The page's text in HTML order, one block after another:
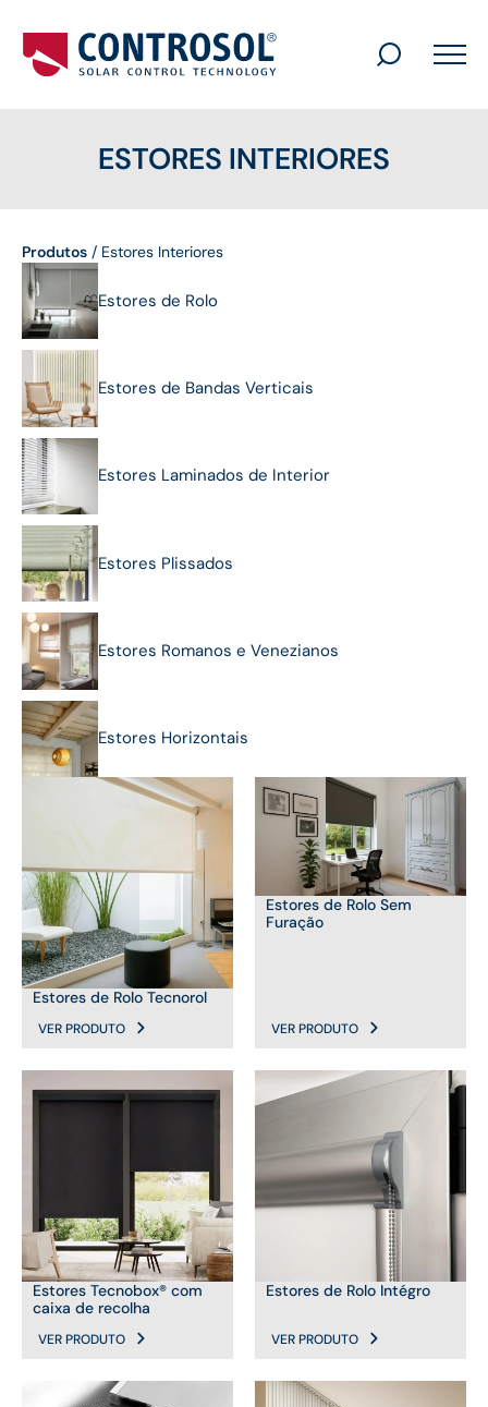
ESTORES INTERIORES
Produtos / Estores Interiores
Estores de Rolo
Estores de Bandas Verticais
Estores Laminados de Interior
Estores Plissados
Estores Romanos e Venezianos
Estores Horizontais
Estores de Rolo Tecnorol
VER PRODUTO
Estores de Rolo Sem
Furação
VER PRODUTO
Estores Tecnobox® com
caixa de recolha
VER PRODUTO
Estores de Rolo Intégro
VER PRODUTO